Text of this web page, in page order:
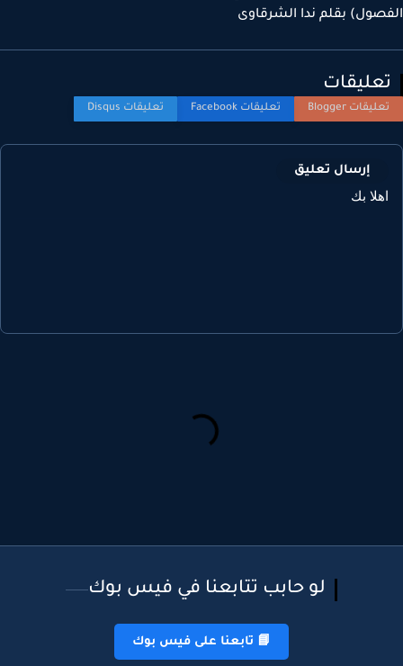
بقلم ندا الشرقاوى
إرسال تعليق
بك
لو حابب تتابعنا في فيس بوك
📘 تابعنا على فيس بوك